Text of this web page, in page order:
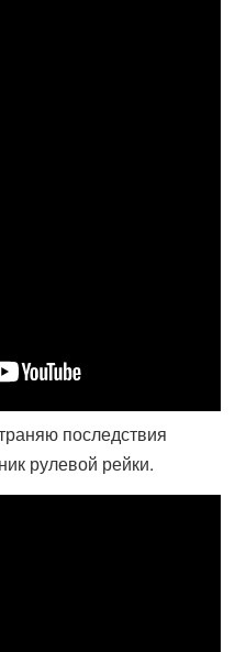
последствия
рулевой рейки.